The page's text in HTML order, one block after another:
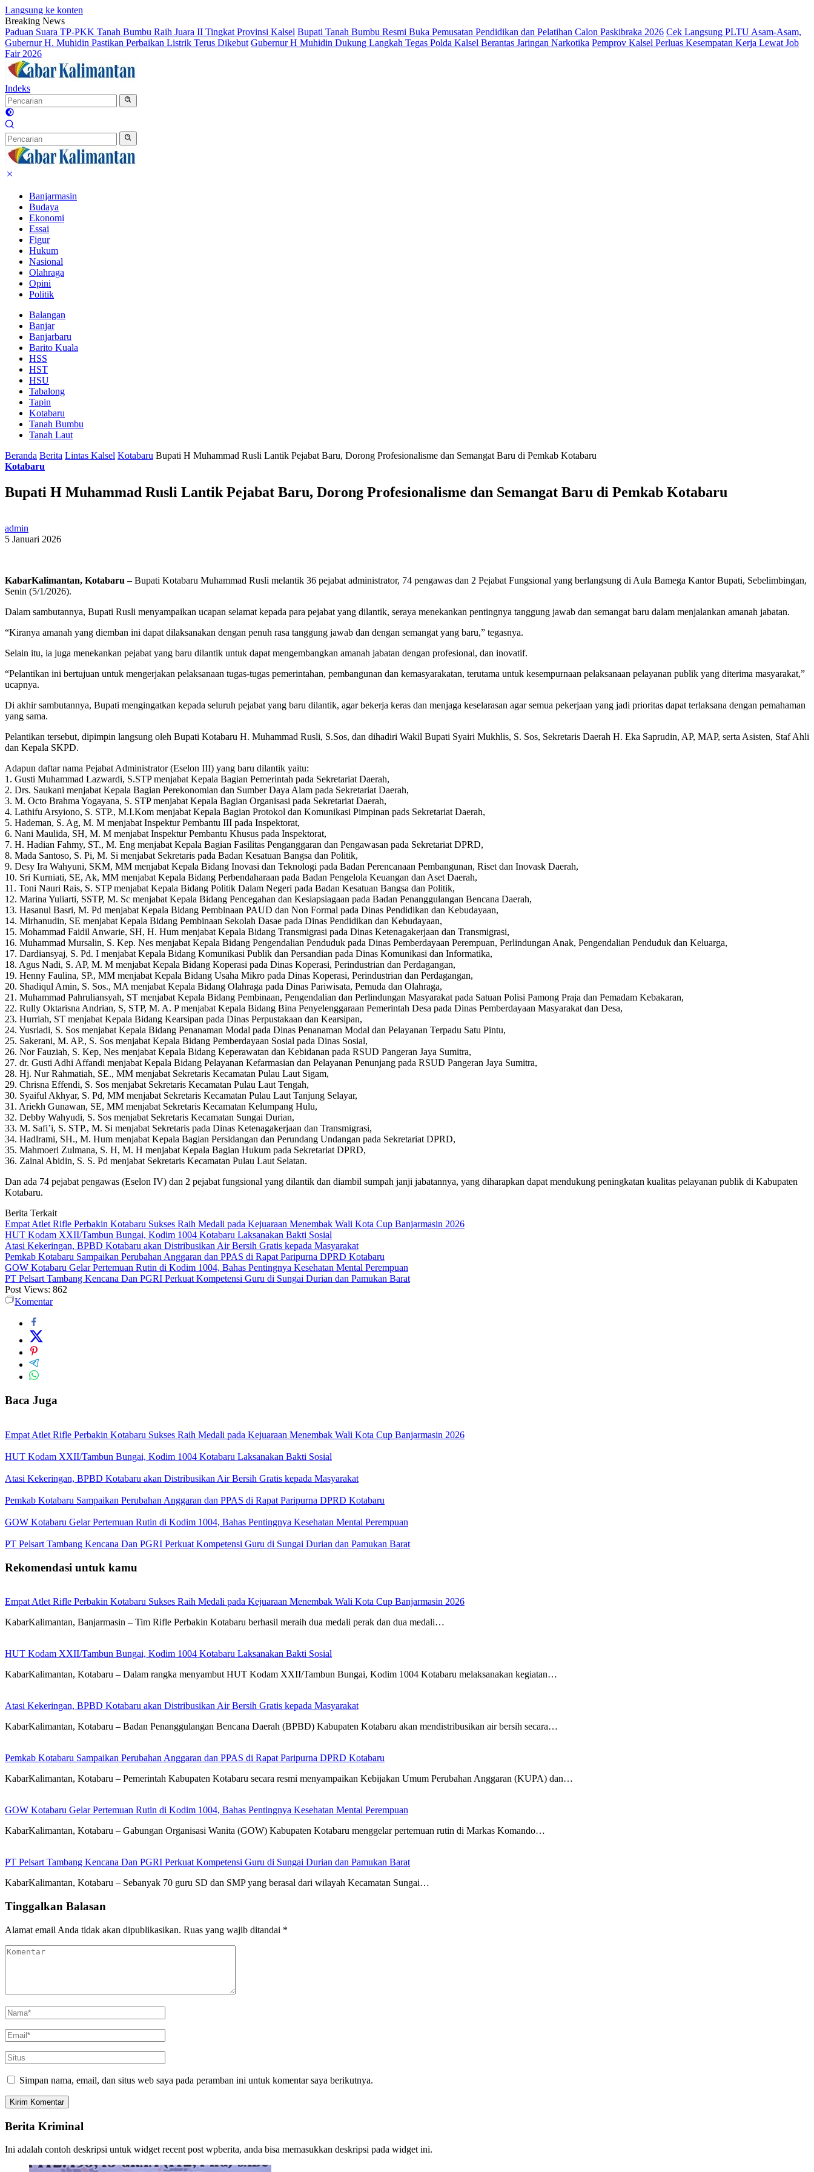
Langsung ke konten
Breaking News
Paduan Suara TP-PKK Tanah Bumbu Raih Juara II Tingkat Provinsi Kalsel Bupati Tanah Bumbu Resmi Buka Pemusatan Pendidikan dan Pelatihan Calon Paskibraka 2026 Cek Langsung PLTU Asam-Asam,
Gubernur H. Muhidin Pastikan Perbaikan Listrik Terus Dikebut Gubernur H Muhidin Dukung Langkah Tegas Polda Kalsel Berantas Jaringan Narkotika Pemprov Kalsel Perluas Kesempatan Kerja Lewat Job
Fair 2026
Indeks
Banjarmasin
Budaya
Ekonomi
Essai
Figur
Hukum
Nasional
Olahraga
Opini
Politik
Balangan
Banjar
Banjarbaru
Barito Kuala
HSS
HST
HSU
Tabalong
Tapin
Kotabaru
Tanah Bumbu
Tanah Laut
Beranda Berita Lintas Kalsel Kotabaru Bupati H Muhammad Rusli Lantik Pejabat Baru, Dorong Profesionalisme dan Semangat Baru di Pemkab Kotabaru
Kotabaru
Bupati H Muhammad Rusli Lantik Pejabat Baru, Dorong Profesionalisme dan Semangat Baru di Pemkab Kotabaru
admin
5 Januari 2026
KabarKalimantan, Kotabaru – Bupati Kotabaru Muhammad Rusli melantik 36 pejabat administrator, 74 pengawas dan 2 Pejabat Fungsional yang berlangsung di Aula Bamega Kantor Bupati, Sebelimbingan,
Senin (5/1/2026).
Dalam sambutannya, Bupati Rusli menyampaikan ucapan selamat kepada para pejabat yang dilantik, seraya menekankan pentingnya tanggung jawab dan semangat baru dalam menjalankan amanah jabatan.
“Kiranya amanah yang diemban ini dapat dilaksanakan dengan penuh rasa tanggung jawab dan dengan semangat yang baru,” tegasnya.
Selain itu, ia juga menekankan pejabat yang baru dilantik untuk dapat mengembangkan amanah jabatan dengan profesional, dan inovatif.
“Pelantikan ini bertujuan untuk mengerjakan pelaksanaan tugas-tugas pemerintahan, pembangunan dan kemasyarakatan, terutama untuk kesempurnaan pelaksanaan pelayanan publik yang diterima masyarakat,”
ucapnya.
Di akhir sambutannya, Bupati mengingatkan kepada seluruh pejabat yang baru dilantik, agar bekerja keras dan menjaga keselarasan agar semua pekerjaan yang jadi prioritas dapat terlaksana dengan pemahaman
yang sama.
Pelantikan tersebut, dipimpin langsung oleh Bupati Kotabaru H. Muhammad Rusli, S.Sos, dan dihadiri Wakil Bupati Syairi Mukhlis, S. Sos, Sekretaris Daerah H. Eka Saprudin, AP, MAP, serta Asisten, Staf Ahli
dan Kepala SKPD.
Adapun daftar nama Pejabat Administrator (Eselon III) yang baru dilantik yaitu:
1. Gusti Muhammad Lazwardi, S.STP menjabat Kepala Bagian Pemerintah pada Sekretariat Daerah,
2. ⁠Drs. Saukani menjabat Kepala Bagian Perekonomian dan Sumber Daya Alam pada Sekretariat Daerah,
3. ⁠M. Octo Brahma Yogayana, S. STP menjabat Kepala Bagian Organisasi pada Sekretariat Daerah,
4. Lathifu Arsyiono, S. STP., M.I.Kom menjabat Kepala Bagian Protokol dan Komunikasi Pimpinan pads Sekretariat Daerah,
5. Hademan, S. Ag, M. M menjabat Inspektur Pembantu III pada Inspektorat,
6. Nani Maulida, SH, M. M menjabat Inspektur Pembantu Khusus pada Inspektorat,
7. H. Hadian Fahmy, ST., M. Eng menjabat Kepala Bagian Fasilitas Penganggaran dan Pengawasan pada Sekretariat DPRD,
8. Mada Santoso, S. Pi, M. Si menjabat Sekretaris pada Badan Kesatuan Bangsa dan Politik,
9. Desy Ira Wahyuni, SKM, MM menjabat Kepala Bidang Inovasi dan Teknologi pada Badan Perencanaan Pembangunan, Riset dan Inovask Daerah,
10. Sri Kurniati, SE, Ak, MM menjabat Kepala Bidang Perbendaharaan pada Badan Pengelola Keuangan dan Aset Daerah,
11. Toni Nauri Rais, S. STP menjabat Kepala Bidang Politik Dalam Negeri pada Badan Kesatuan Bangsa dan Politik,
12. Marina Yuliarti, SSTP, M. Sc menjabat Kepala Bidang Pencegahan dan Kesiapsiagaan pada Badan Penanggulangan Bencana Daerah,
13. Hasanul Basri, M. Pd menjabat Kepala Bidang Pembinaan PAUD dan Non Formal pada Dinas Pendidikan dan Kebudayaan,
14. Mirhanudin, SE menjabat Kepala Bidang Pembinaan Sekolah Dasae pada Dinas Pendidikan dan Kebudayaan,
15. Mohammad Faidil Anwarie, SH, H. Hum menjabat Kepala Bidang Transmigrasi pada Dinas Ketenagakerjaan dan Transmigrasi,
16. Muhammad Mursalin, S. Kep. Nes menjabat Kepala Bidang Pengendalian Penduduk pada Dinas Pemberdayaan Perempuan, Perlindungan Anak, Pengendalian Penduduk dan Keluarga,
17. Dardiansyaj, S. Pd. I menjabat Kepala Bidang Komunikasi Publik dan Persandian pada Dinas Komunikasi dan Informatika,
18. Agus Nadi, S. AP, M. M menjabat Kepala Bidang Koperasi pada Dinas Koperasi, Perindustrian dan Perdagangan,
19. Henny Faulina, SP., MM menjabat Kepala Bidang Usaha Mikro pada Dinas Koperasi, Perindustrian dan Perdagangan,
20. Shadiqul Amin, S. Sos., MA menjabat Kepala Bidang Olahraga pada Dinas Pariwisata, Pemuda dan Olahraga,
21. Muhammad Pahruliansyah, ST menjabat Kepala Bidang Pembinaan, Pengendalian dan Perlindungan Masyarakat pada Satuan Polisi Pamong Praja dan Pemadam Kebakaran,
22. Rully Oktarisna Andrian, S, STP, M. A. P menjabat Kepala Bidang Bina Penyelenggaraan Pemerintah Desa pada Dinas Pemberdayaan Masyarakat dan Desa,
23. Hurriah, ST menjabat Kepala Bidang Kearsipan pada Dinas Perpustakaan dan Kearsipan,
24. Yusriadi, S. Sos menjabat Kepala Bidang Penanaman Modal pada Dinas Penanaman Modal dan Pelayanan Terpadu Satu Pintu,
25. Sakerani, M. AP., S. Sos menjabat Kepala Bidang Pemberdayaan Sosial pada Dinas Sosial,
26. Nor Fauziah, S. Kep, Nes menjabat Kepala Bidang Keperawatan dan Kebidanan pada RSUD Pangeran Jaya Sumitra,
27. dr. Gusti Adhi Affandi menjabat Kepala Bidang Pelayanan Kefarmasian dan Pelayanan Penunjang pada RSUD Pangeran Jaya Sumitra,
28. Hj. Nur Rahmatiah, SE., MM menjabat Sekretaris Kecamatan Pulau Laut Sigam,
29. Chrisna Effendi, S. Sos menjabat Sekretaris Kecamatan Pulau Laut Tengah,
30. Syaiful Akhyar, S. Pd, MM menjabat Sekretaris Kecamatan Pulau Laut Tanjung Selayar,
31. Ariekh Gunawan, SE, MM menjabat Sekretaris Kecamatan Kelumpang Hulu,
32. Debby Wahyudi, S. Sos menjabat Sekretaris Kecamatan Sungai Durian,
33. M. Safi’i, S. STP., M. Si menjabat Sekretaris pada Dinas Ketenagakerjaan dan Transmigrasi,
34. Hadlrami, SH., M. Hum menjabat Kepala Bagian Persidangan dan Perundang Undangan pada Sekretariat DPRD,
35. Mahmoeri Zulmana, S. H, M. H menjabat Kepala Bagian Hukum pada Sekretariat DPRD,
36. Zainal Abidin, S. S. Pd menjabat Sekretaris Kecamatan Pulau Laut Selatan.
Dan ada 74 pejabat pengawas (Eselon IV) dan 2 pejabat fungsional yang dilantik dan diambil sumpah janji jabatannya, yang diharapkan dapat mendukung peningkatan kualitas pelayanan publik di Kabupaten
Kotabaru.
Berita Terkait
Empat Atlet Rifle Perbakin Kotabaru Sukses Raih Medali pada Kejuaraan Menembak Wali Kota Cup Banjarmasin 2026
HUT Kodam XXII/Tambun Bungai, Kodim 1004 Kotabaru Laksanakan Bakti Sosial
Atasi Kekeringan, BPBD Kotabaru akan Distribusikan Air Bersih Gratis kepada Masyarakat
Pemkab Kotabaru Sampaikan Perubahan Anggaran dan PPAS di Rapat Paripurna DPRD Kotabaru
GOW Kotabaru Gelar Pertemuan Rutin di Kodim 1004, Bahas Pentingnya Kesehatan Mental Perempuan
PT Pelsart Tambang Kencana Dan PGRI Perkuat Kompetensi Guru di Sungai Durian dan Pamukan Barat
Post Views: 862
Komentar
Baca Juga
Empat Atlet Rifle Perbakin Kotabaru Sukses Raih Medali pada Kejuaraan Menembak Wali Kota Cup Banjarmasin 2026
HUT Kodam XXII/Tambun Bungai, Kodim 1004 Kotabaru Laksanakan Bakti Sosial
Atasi Kekeringan, BPBD Kotabaru akan Distribusikan Air Bersih Gratis kepada Masyarakat
Pemkab Kotabaru Sampaikan Perubahan Anggaran dan PPAS di Rapat Paripurna DPRD Kotabaru
GOW Kotabaru Gelar Pertemuan Rutin di Kodim 1004, Bahas Pentingnya Kesehatan Mental Perempuan
PT Pelsart Tambang Kencana Dan PGRI Perkuat Kompetensi Guru di Sungai Durian dan Pamukan Barat
Rekomendasi untuk kamu
Empat Atlet Rifle Perbakin Kotabaru Sukses Raih Medali pada Kejuaraan Menembak Wali Kota Cup Banjarmasin 2026
KabarKalimantan, Banjarmasin – Tim Rifle Perbakin Kotabaru berhasil meraih dua medali perak dan dua medali…
HUT Kodam XXII/Tambun Bungai, Kodim 1004 Kotabaru Laksanakan Bakti Sosial
KabarKalimantan, Kotabaru – Dalam rangka menyambut HUT Kodam XXII/Tambun Bungai, Kodim 1004 Kotabaru melaksanakan kegiatan…
Atasi Kekeringan, BPBD Kotabaru akan Distribusikan Air Bersih Gratis kepada Masyarakat
KabarKalimantan, Kotabaru – Badan Penanggulangan Bencana Daerah (BPBD) Kabupaten Kotabaru akan mendistribusikan air bersih secara…
Pemkab Kotabaru Sampaikan Perubahan Anggaran dan PPAS di Rapat Paripurna DPRD Kotabaru
KabarKalimantan, Kotabaru – Pemerintah Kabupaten Kotabaru secara resmi menyampaikan Kebijakan Umum Perubahan Anggaran (KUPA) dan…
GOW Kotabaru Gelar Pertemuan Rutin di Kodim 1004, Bahas Pentingnya Kesehatan Mental Perempuan
KabarKalimantan, Kotabaru – Gabungan Organisasi Wanita (GOW) Kabupaten Kotabaru menggelar pertemuan rutin di Markas Komando…
PT Pelsart Tambang Kencana Dan PGRI Perkuat Kompetensi Guru di Sungai Durian dan Pamukan Barat
KabarKalimantan, Kotabaru – Sebanyak 70 guru SD dan SMP yang berasal dari wilayah Kecamatan Sungai…
Tinggalkan Balasan
Alamat email Anda tidak akan dipublikasikan. Ruas yang wajib ditandai *
Simpan nama, email, dan situs web saya pada peramban ini untuk komentar saya berikutnya.
Berita Kriminal
Ini adalah contoh deskripsi untuk widget recent post wpberita, anda bisa memasukkan deskripsi pada widget ini.